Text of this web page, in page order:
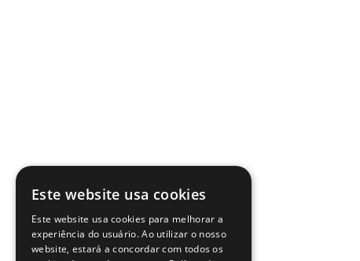
Este website usa cookies
Este website usa cookies para melhorar a
experiência do usuário. Ao utilizar o nosso
website, estará a concordar com todos os